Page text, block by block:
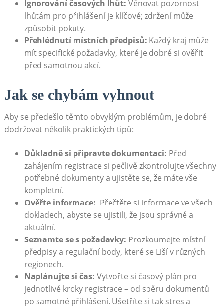
Ignorování časových​ lhůt: Věnovat ⁤pozornost
lhůtám pro přihlášení ⁤je klíčové; zdržení může
způsobit pokuty.
Přehlédnutí místních předpisů: Každý⁢ kraj může
mít specifické ‍požadavky, které je dobré si⁣ ověřit⁤
před samotnou akcí.
Jak⁣ se ⁢chybám⁣ vyhnout
Aby se ‍předešlo ​těmto obvyklým problémům, je dobré
dodržovat několik ‌praktických ‌tipů:
Důkladně⁤ si ​připravte dokumentaci: Před
zahájením registrace si pečlivě zkontrolujte⁣ všechny​
potřebné⁢ dokumenty a ujistěte ⁤se, že máte vše
kompletní.
Ověřte informace: ‍ Přečtěte si informace ve všech
⁢dokladech,​ abyste se ujistili,⁣ že jsou správné a‍
aktuální.
Seznamte se⁤ s požadavky: Prozkoumejte místní
předpisy a regulační ⁤body, které se Liší v různých
regionech.
Naplánujte si čas: Vytvořte si časový plán pro
⁤jednotlivé kroky registrace⁣ – od sběru‌ dokumentů​
po samotné přihlášení. Ušetříte si tak⁣ stres a